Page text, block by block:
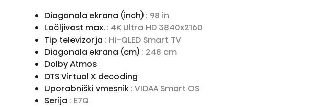
Diagonala ekrana (inch) : 98 in
Ločljivost max. : 4K Ultra HD 3840x2160
Tip televizorja : Hi-QLED Smart TV
Diagonala ekrana (cm) : 248 cm
Dolby Atmos
DTS Virtual X decoding
Uporabniški vmesnik : VIDAA Smart OS
Serija : E7Q